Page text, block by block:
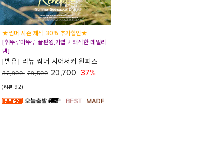
★썸머 시즌 제작 30% 추가할인★
[휘뚜루마뚜루 끝판왕,가볍고 쾌적한 데일리
템]
[벨유] 리뉴 썸머 시어서커 원피스
32,900 29,500 20,700 37%
(리뷰:92)